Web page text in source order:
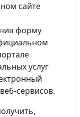
сайте
форму
услуг
сервисов.